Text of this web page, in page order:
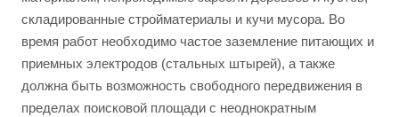
складированные стройматериалы и кучи мусора. Во
время работ необходимо частое заземление питающих и
приемных электродов (стальных штырей), а также
должна быть возможность свободного передвижения в
пределах поисковой площади с неоднократным